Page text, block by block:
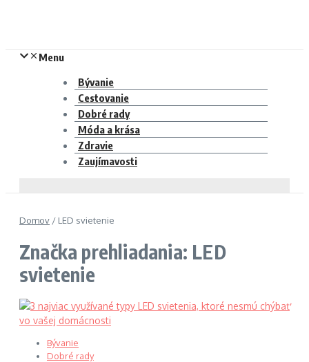
Menu
Bývanie
Cestovanie
Dobré rady
Móda a krása
Zdravie
Zaujímavosti
Domov / LED svietenie
Značka prehliadania: LED
svietenie
Bývanie
Dobré rady